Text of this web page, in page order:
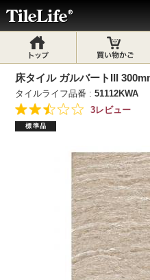
床タイル ガルバートIII
タイルライフ品番 :51112KWA
3レビュー
標準品